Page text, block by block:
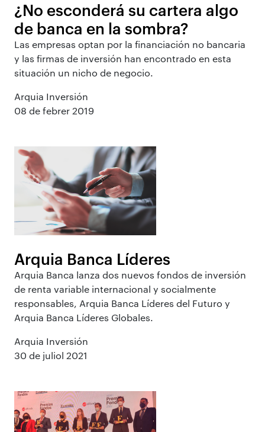
¿No esconderá su cartera algo
de banca en la sombra?
Las empresas optan por la financiación no bancaria
y las firmas de inversión han encontrado en esta
situación un nicho de negocio.
Arquia Inversión
08 de febrer 2019
Arquia Banca Líderes
Arquia Banca lanza dos nuevos fondos de inversión
de renta variable internacional y socialmente
responsables, Arquia Banca Líderes del Futuro y
Arquia Banca Líderes Globales.
Arquia Inversión
30 de juliol 2021